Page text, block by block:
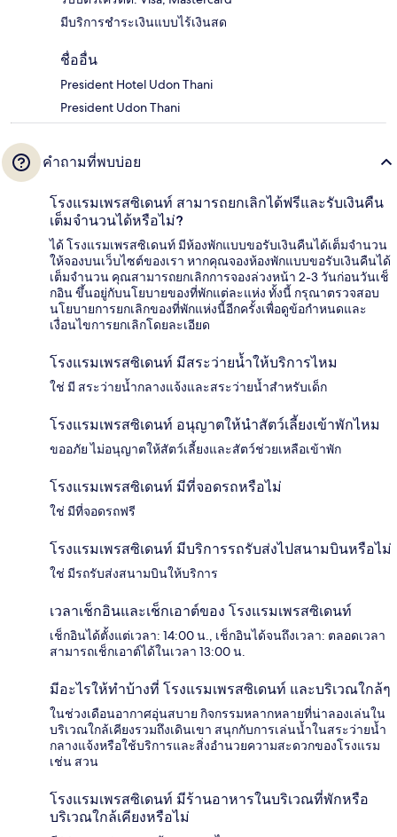
มีบริการชำระเงินแบบไร้เงินสด
ชื่ออื่น
President Hotel Udon Thani
President Udon Thani
คำถามที่พบบ่อย
โรงแรมเพรสซิเดนท์ สามารถยกเลิกได้ฟรีและรับเงินคืน
เต็มจำนวนได้หรือไม่?
ได้ โรงแรมเพรสซิเดนท์ มีห้องพักแบบขอรับเงินคืนได้เต็มจำนวน
ให้จองบนเว็บไซต์ของเรา หากคุณจองห้องพักแบบขอรับเงินคืนได้
เต็มจำนวน คุณสามารถยกเลิกการจองล่วงหน้า 2-3 วันก่อนวันเช็
กอิน ขึ้นอยู่กับนโยบายของที่พักแต่ละแห่ง ทั้งนี้ กรุณาตรวจสอบ
นโยบายการยกเลิกของที่พักแห่งนี้อีกครั้งเพื่อดูข้อกำหนดและ
เงื่อนไขการยกเลิกโดยละเอียด
โรงแรมเพรสซิเดนท์ มีสระว่ายน้ำให้บริการไหม
ใช่ มี สระว่ายน้ำกลางแจ้งและสระว่ายน้ำสำหรับเด็ก
โรงแรมเพรสซิเดนท์ อนุญาตให้นำสัตว์เลี้ยงเข้าพักไหม
ขออภัย ไม่อนุญาตให้สัตว์เลี้ยงและสัตว์ช่วยเหลือเข้าพัก
โรงแรมเพรสซิเดนท์ มีที่จอดรถหรือไม่
ใช่ มีที่จอดรถฟรี
โรงแรมเพรสซิเดนท์ มีบริการรถรับส่งไปสนามบินหรือไม่
ใช่ มีรถรับส่งสนามบินให้บริการ
เวลาเช็กอินและเช็กเอาต์ของ โรงแรมเพรสซิเดนท์
เช็กอินได้ตั้งแต่เวลา: 14:00 น., เช็กอินได้จนถึงเวลา: ตลอดเวลา
สามารถเช็กเอาต์ได้ในเวลา 13:00 น.
มีอะไรให้ทำบ้างที่ โรงแรมเพรสซิเดนท์ และบริเวณใกล้ๆ
ในช่วงเดือนอากาศอุ่นสบาย กิจกรรมหลากหลายที่น่าลองเล่นใน
บริเวณใกล้เคียงรวมถึงเดินเขา สนุกกับการเล่นน้ำในสระว่ายน้ำ
กลางแจ้งหรือใช้บริการและสิ่งอำนวยความสะดวกของโรงแรม
เช่น สวน
โรงแรมเพรสซิเดนท์ มีร้านอาหารในบริเวณที่พักหรือ
บริเวณใกล้เคียงหรือไม่